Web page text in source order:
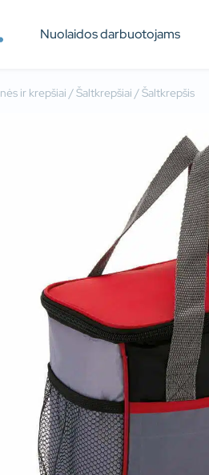
Nuolaidos darbuotojams
ir krepšiai /Šaltkrepšiai / Šaltkrepšis